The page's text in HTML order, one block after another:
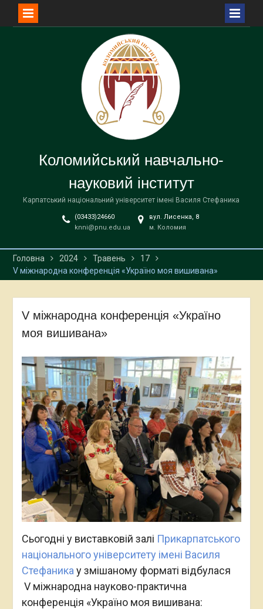
Коломийський навчально-
науковий інститут
Карпатський національний університет імені Василя Стефаника
(03433)24660
knni@pnu.edu.ua
вул. Лисенка, 8
м. Коломия
Головна 2024 Травень
17
V міжнародна конференція «Україно моя вишивана»
V міжнародна конференція «Україно
моя вишивана»
Сьогодні у виставковій залі Прикарпатського
національного університету імені Василя
Стефаника у змішаному форматі відбулася
V міжнародна науково-практична
конференція «Україно моя вишивана: